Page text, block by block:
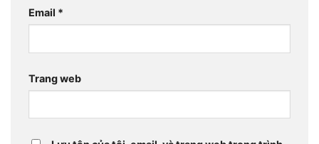
Email *
Trang web